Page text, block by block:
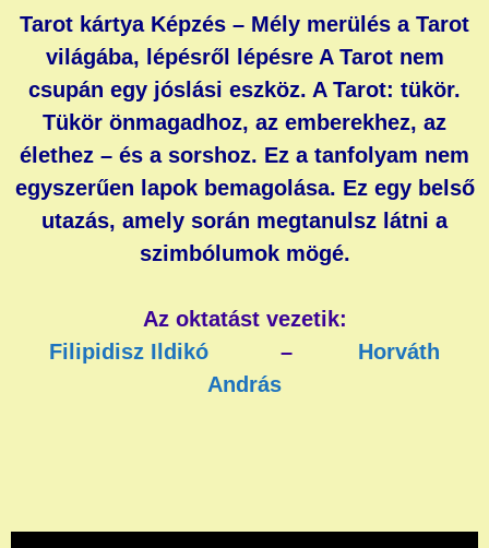
Tarot kártya Képzés – Mély merülés a Tarot
világába, lépésről lépésre A Tarot nem
csupán egy jóslási eszköz. A Tarot: tükör.
Tükör önmagadhoz, az emberekhez, az
élethez – és a sorshoz. Ez a tanfolyam nem
egyszerűen lapok bemagolása. Ez egy belső
utazás, amely során megtanulsz látni a
szimbólumok mögé.
Az oktatást vezetik:
Filipidisz Ildikó
–
Horváth
András